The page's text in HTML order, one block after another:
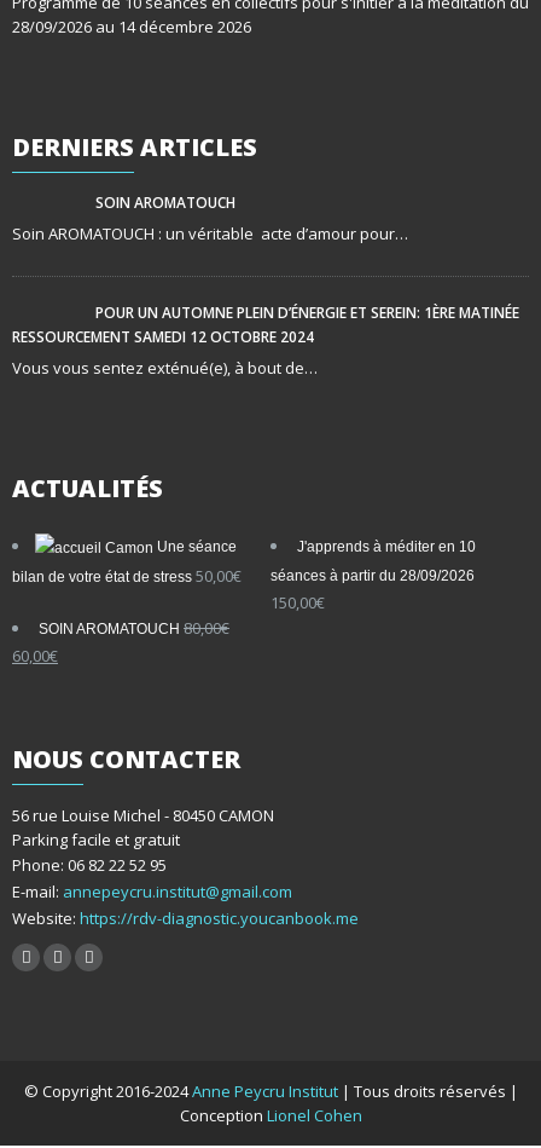
28/09/2026 au 14 décembre 2026
DERNIERS ARTICLES
SOIN AROMATOUCH
Soin AROMATOUCH : un véritable acte d’amour pour…
POUR UN AUTOMNE PLEIN D’ÉNERGIE ET SEREIN: 1ÈRE MATINÉE
RESSOURCEMENT SAMEDI 12 OCTOBRE 2024
Vous vous sentez exténué(e), à bout de…
ACTUALITÉS
Une séance
bilan de votre état de stress 50,00€
J'apprends à méditer en 10
séances à partir du 28/09/2026
150,00€
SOIN AROMATOUCH 80,00€
Le
80,00€.
60,00€Le
60,00€.
NOUS CONTACTER
56 rue Louise Michel - 80450 CAMON
Parking facile et gratuit
Phone: 06 82 22 52 95
E-mail: annepeycru.institut@gmail.com
Website: https://rdv-diagnostic.youcanbook.me
© Copyright 2016-2024Anne Peycru Institut | Tous droits réservés |
Conception Lionel Cohen